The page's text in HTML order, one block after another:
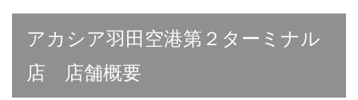
アカシア羽田空港第２ターミナル
店 店舗概要